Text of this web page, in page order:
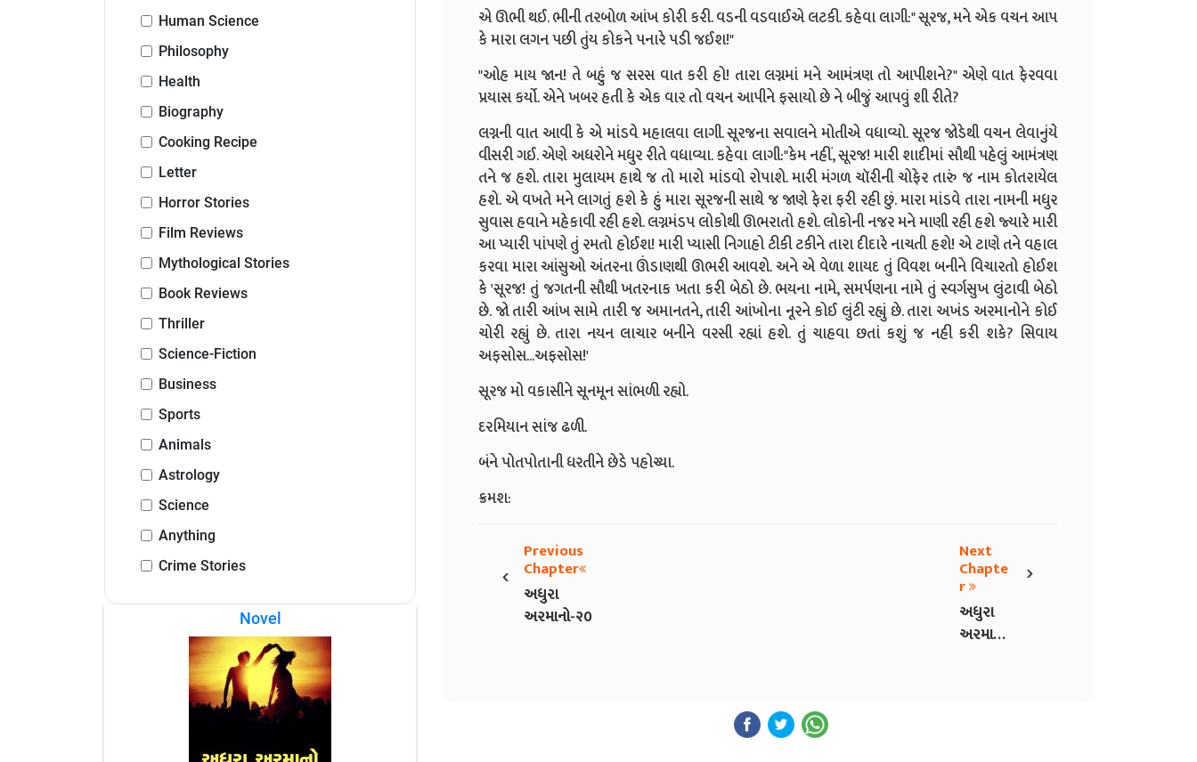
Human Science
Philosophy
Health
Biography
Cooking Recipe
Letter
Horror Stories
Film Reviews
Mythological Stories
Book Reviews
Thriller
Science-Fiction
Business
Sports
Animals
Astrology
Science
Anything
Crime Stories
Novel
એ ઊભી થઈ. ભીની તરબોળ આંખ કોરી કરી. વડની વડવાઈએ લટકી. કહેવા લાગી:" સૂરજ, મને એક વચન આપ
કે મારા લગન પછી તુંય કોકને પનારે પડી જઈશ!"
"ઓહ માય જાન! તે બહું જ સરસ વાત કરી હો! તારા લગ્નમાં મને આમંત્રણ તો આપીશને?" એણે વાત ફેરવવા
પ્રયાસ કર્યો. એને ખબર હતી કે એક વાર તો વચન આપીને ફસાયો છે ને બીજું આપવું શી રીતે?
લગ્નની વાત આવી કે એ માંડવે મહાલવા લાગી. સૂરજના સવાલને મોતીએ વધાવ્યો. સૂરજ જોડેથી વચન લેવાનુંયે
વીસરી ગઈ. એણે અધરોને મધુર રીતે વધાવ્યા. કહેવા લાગી:"કેમ નહીં, સૂરજ! મારી શાદીમાં સૌથી પહેલું આમંત્રણ
તને જ હશે. તારા મુલાયમ હાથે જ તો મારો માંડવો રોપાશે. મારી મંગળ ચૉરીની ચોફેર તારું જ નામ કોતરાયેલ
હશે. એ વખતે મને લાગતું હશે કે હું મારા સૂરજની સાથે જ જાણે ફેરા ફરી રહી છું. મારા માંડવે તારા નામની મધુર
સુવાસ હવાને મહેકાવી રહી હશે. લગ્નમંડપ લોકોથી ઊભરાતો હશે. લોકોની નજર મને માણી રહી હશે જ્યારે મારી
આ પ્યારી પાંપણે તું રમતો હોઈશ! મારી પ્યાસી નિગાહો ટીકી ટકીને તારા દીદારે નાચતી હશે! એ ટાણે તને વહાલ
કરવા મારા આંસુઓ અંતરના ઊંડાણથી ઊભરી આવશે. અને એ વેળા શાયદ તું વિવશ બનીને વિચારતો હોઈશ
કે 'સૂરજ! તું જગતની સૌથી ખતરનાક ખતા કરી બેઠો છે. ભયના નામે, સમર્પણના નામે તું સ્વર્ગસુખ લુંટાવી બેઠો
છે. જો તારી આંખ સામે તારી જ અમાનતને, તારી આંખોના નૂરને કોઈ લુંટી રહ્યું છે. તારા અખંડ અરમાનોને કોઈ
ચોરી રહ્યું છે. તારા નયન લાચાર બનીને વરસી રહ્યાં હશે. તું ચાહવા છતાં કશું જ નહી કરી શકે? સિવાય
અફસોસ...અફસોસ!'
સૂરજ મો વકાસીને સૂનમૂન સાંભળી રહ્યો.
દરમિયાન સાંજ ઢળી.
બંને પોતપોતાની ધરતીને છેડે પહોચ્યા.
ક્રમશ:
‹
Previous
Chapter
અધુરા
અરમાનો-૨૦
›
Next
Chapte
r
અધુરા
અરમાનો-